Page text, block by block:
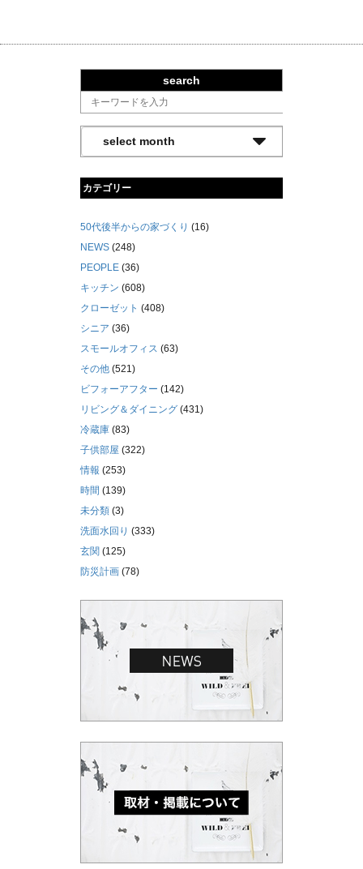
search
カテゴリー
50代後半からの家づくり (16)
NEWS (248)
PEOPLE (36)
キッチン (608)
クローゼット (408)
シニア (36)
スモールオフィス (63)
その他 (521)
ビフォーアフター (142)
リビング＆ダイニング (431)
冷蔵庫 (83)
子供部屋 (322)
情報 (253)
時間 (139)
未分類 (3)
洗面水回り (333)
玄関 (125)
防災計画 (78)